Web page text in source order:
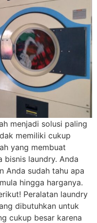
menjadi solusi paling
memiliki cukup
yang membuat
laundry. Anda
Anda sudah tahu apa
hingga harganya.
Peralatan laundry
dibutuhkan untuk
cukup besar karena